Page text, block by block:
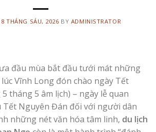
THÁNG SÁU, 2026 BY ADMINISTRATOR
đầu mùa bắt đầu tưới mát những
Vĩnh Long đón chào ngày Tết
tháng 5 âm lịch) – ngày lễ quan
Nguyên Đán đối với người dân
những nét văn hóa tâm linh, du lịch